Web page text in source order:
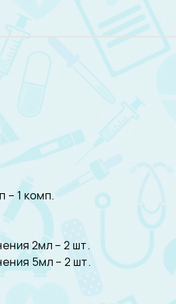
– 1 комп.
2мл – 2 шт.
5мл – 2 шт.